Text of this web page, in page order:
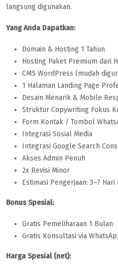
langsung digunakan.
Yang Anda Dapatkan:
Domain & Hosting 1 Tahun
Hosting Paket Premium dari
CMS WordPress (mudah
1 Halaman Landing Page
Desain Menarik & Mobile
Struktur Copywriting Fokus
Form Kontak / Tombol
Integrasi Sosial Media
Integrasi Google Search
Akses Admin Penuh
2x Revisi Minor
Estimasi Pengerjaan: 3–7 Hari
Bonus Spesial:
Gratis Pemeliharaan 1 Bulan
Gratis Konsultasi via
Harga Spesial (net):